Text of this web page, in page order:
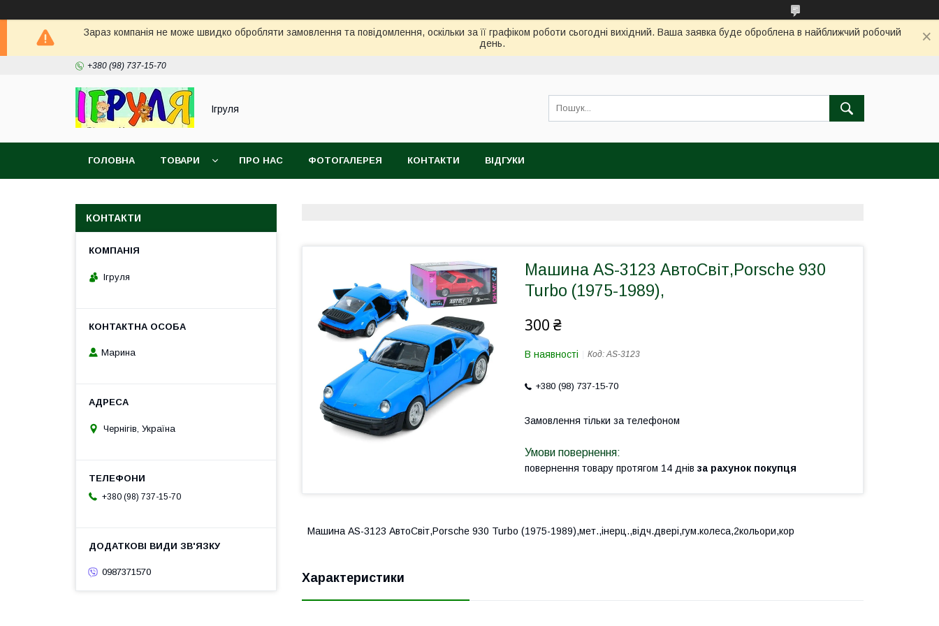
Зараз компанія не може швидко обробляти замовлення та повідомлення, оскільки за її графіком роботи сьогодні вихідний. Ваша заявка буде оброблена в найближчий робочий
день.
+380 (98) 737-15-70
Ігруля
ГОЛОВНА ТОВАРИ ПРО НАС ФОТОГАЛЕРЕЯ КОНТАКТИ ВІДГУКИ
Машина AS-3123 АвтоСвіт,Porsche 930
Turbo (1975-1989),
300 ₴
В наявності Код:AS-3123
+380 (98) 737-15-70
Замовлення тільки за телефоном
повернення товару протягом 14 днів за рахунок покупця
Машина AS-3123 АвтоСвіт,Porsche 930 Turbo (1975-1989),мет.,інерц.,відч.двері,гум.колеса,2кольори,кор
Характеристики
КОНТАКТИ
Ігруля
Марина
Чернігів, Україна
+380 (98) 737-15-70
0987371570